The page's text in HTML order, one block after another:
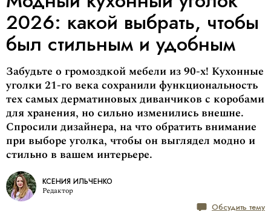
2026: какой выбрать, чтобы
был стильным и удобным
Забудьте о громоздкой мебели из 90-х! Кухонные
уголки 21-го века сохранили функциональность
тех самых дерматиновых диванчиков с коробами
для хранения, но сильно изменились внешне.
Спросили дизайнера, на что обратить внимание
при выборе уголка, чтобы он выглядел модно и
стильно в вашем интерьере.
КСЕНИЯ ИЛЬЧЕНКО
Редактор
Обсудить тему